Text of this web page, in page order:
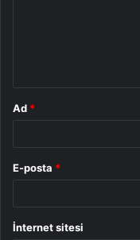
Ad *
E-posta *
İnternet sitesi